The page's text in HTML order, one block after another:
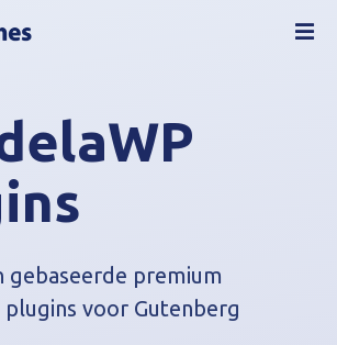
gebaseerde premium
voor Gutenberg